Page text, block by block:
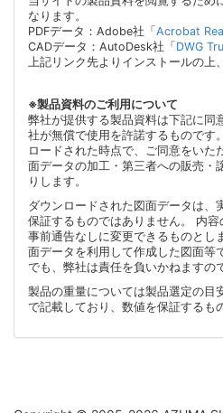
なります。
PDFデータ：Adobe社「Acrobat
CADデータ：AutoDesk社「DWG
上記リンク先よりインストールの上
※製品資料のご利用について
弊社が提供する製品資料は下記に同
社が無償で使用を許諾するものです
ロードされた時点で、ご同意をいた
面データの加工・第三者への販売・
りします。
ダウンロードされた図面データは、
保証するものではありません。 内
事前通告なしに変更できるものとし
面データを利用して作成した図面等
でも、弊社は責任を負いかねますの
製品の重量については製品選定の目
で記載しており、数値を保証するも